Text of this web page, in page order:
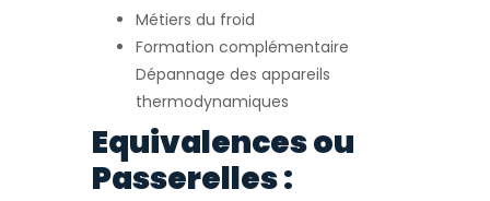
Métiers du froid
Formation complémentaire
Dépannage des appareils
thermodynamiques
Equivalences ou
Passerelles :